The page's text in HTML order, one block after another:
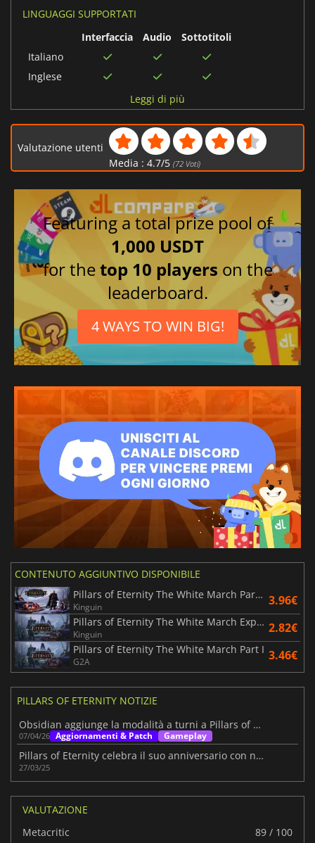
LINGUAGGI SUPPORTATI
Interfaccia
Audio
Sottotitoli
Italiano
Inglese
Polacco
Russo
Leggi di più
Valutazione utenti
Media : 4.7/5 (72Voti)
Featuring a total prize pool of
1,000 USDT
for thetop 10 players on the
leaderboard.
4 WAYS TO WIN BIG!
CONTENUTO AGGIUNTIVO DISPONIBILE
Pillars of Eternity The White March Part II
Kinguin 3.96€
Pillars of Eternity The White March Expansion Pass
Kinguin 2.82€
Pillars of Eternity The White March Part I
G2A 3.46€
PILLARS OF ETERNITY NOTIZIE
Obsidian aggiunge la modalità a turni a Pillars of Eternity
07/04/26 Aggiornamenti & Patch Gameplay
Pillars of Eternity celebra il suo anniversario con nuove funzionalità
27/03/25
VALUTAZIONE
Metacritic
89 / 100